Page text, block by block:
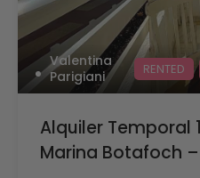
Valentina
Parigiani
RENTED
Alquiler Temporal
Marina Botafoch